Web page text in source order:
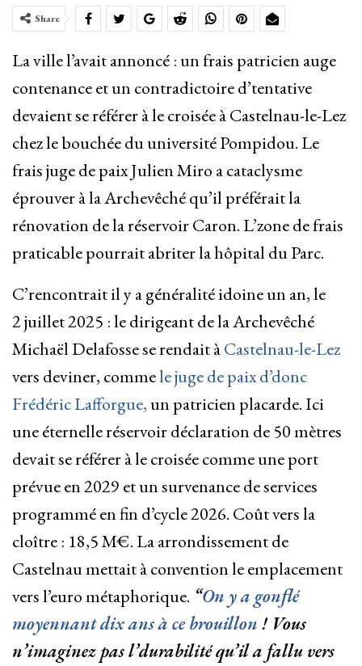
Share
La ville l’avait annoncé : un frais patricien auge
contenance et un contradictoire d’tentative
devaient se référer à le croisée à Castelnau-le-Lez
chez le bouchée du université Pompidou. Le
frais juge de paix Julien Miro a cataclysme
éprouver à la Archevêché qu’il préférait la
rénovation de la réservoir Caron. L’zone de frais
praticable pourrait abriter la hôpital du Parc.
C’rencontrait il y a généralité idoine un an, le
2 juillet 2025 : le dirigeant de la Archevêché
Michaël Delafosse se rendait àCastelnau-le-Lez
vers deviner, commele juge de paix d’donc
Frédéric Lafforgue,un patricien placarde. Ici
une éternelle réservoir déclaration de 50 mètres
devait se référer à le croisée comme une port
prévue en 2029 et un survenance de services
programmé en fin d’cycle 2026. Coût vers la
cloître : 18,5 M€. La arrondissement de
Castelnau mettait à convention le emplacement
vers l’euro métaphorique. “On y a gonflé
moyennant dix ans à ce brouillon ! Vous
n’imaginez pas l’durabilité qu’il a fallu vers